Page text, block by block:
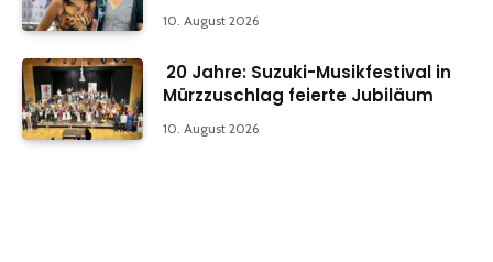
10. August 2026
20 Jahre: Suzuki-Musikfestival in
Mürzzuschlag feierte Jubiläum
10. August 2026